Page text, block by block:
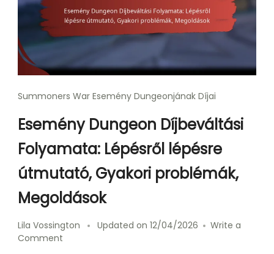
Summoners War Esemény Dungeonjának Díjai
Esemény Dungeon Díjbeváltási
Folyamata: Lépésről lépésre
útmutató, Gyakori problémák,
Megoldások
Lila Vossington Updated on 12/04/2026
Write a
Comment